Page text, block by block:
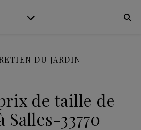
DU JARDIN
de taille de
Salles-33770